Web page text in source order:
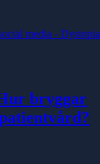
media - Dystopia
bryggar